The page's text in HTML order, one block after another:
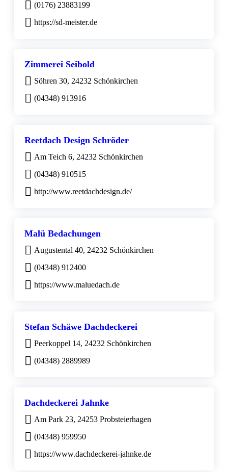
(0176) 23883199
https://sd-meister.de
Zimmerei Seibold
Söhren 30, 24232 Schönkirchen
(04348) 913916
Reetdach Design Schröder
Am Teich 6, 24232 Schönkirchen
(04348) 910515
http://www.reetdachdesign.de/
Malü Bedachungen
Augustental 40, 24232 Schönkirchen
(04348) 912400
https://www.maluedach.de
Stefan Schäwe Dachdeckerei
Peerkoppel 14, 24232 Schönkirchen
(04348) 2889989
Dachdeckerei Jahnke
Am Park 23, 24253 Probsteierhagen
(04348) 959950
https://www.dachdeckerei-jahnke.de